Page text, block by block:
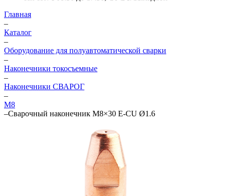
Главная
–
Каталог
–
Оборудование для полуавтоматической сварки
–
Наконечники токосъемные
–
Наконечники СВАРОГ
–
М8
–Сварочный наконечник M8×30 E-CU Ø1.6